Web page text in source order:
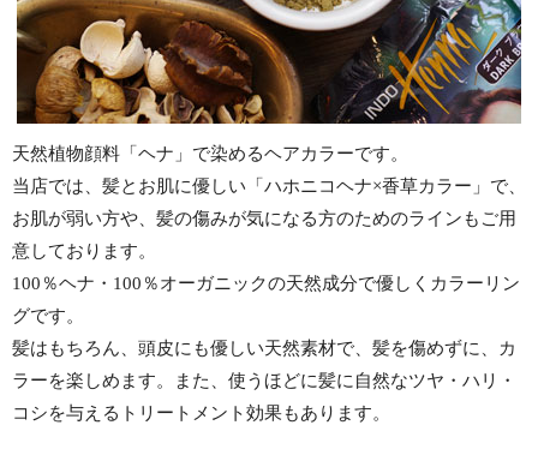
天然植物顔料「ヘナ」で染めるヘアカラーです。
当店では、髪とお肌に優しい「ハホニコヘナ×香草カラー」で、
お肌が弱い方や、髪の傷みが気になる方のためのラインもご用
意しております。
100％ヘナ・100％オーガニックの天然成分で優しくカラーリン
グです。
髪はもちろん、頭皮にも優しい天然素材で、髪を傷めずに、カ
ラーを楽しめます。また、使うほどに髪に自然なツヤ・ハリ・
コシを与えるトリートメント効果もあります。